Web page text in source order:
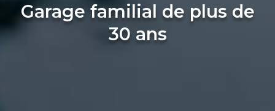
Garage familial de plus de
30 ans